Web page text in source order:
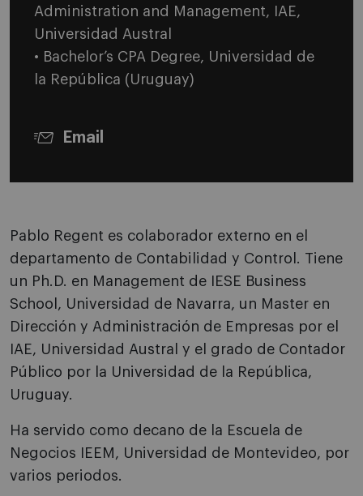
Administration and Management, IAE,
Universidad Austral
• Bachelor’s CPA Degree, Universidad de
la República (Uruguay)
Email
Pablo Regent es colaborador externo en el
departamento de Contabilidad y Control. Tiene
un Ph.D. en Management de IESE Business
School, Universidad de Navarra, un Master en
Dirección y Administración de Empresas por el
IAE, Universidad Austral y el grado de Contador
Público por la Universidad de la República,
Uruguay.
Ha servido como decano de la Escuela de
Negocios IEEM, Universidad de Montevideo, por
varios periodos.